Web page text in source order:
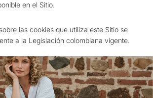
en el Sitio.
las cookies que utiliza este Sitio se
a la Legislación colombiana vigente.